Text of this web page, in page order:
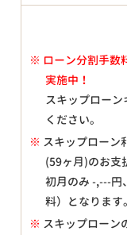
※ ローン分割手数
実施中！
スキップロー
ください。
※ スキップローン
(59ヶ月)のお支
初月のみ-,---円
料）となります。
※ スキップローン